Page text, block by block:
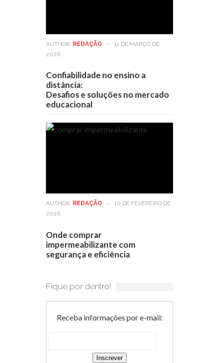
AUTHOR: REDAÇÃO -
11 DE MARÇO DE
2026
Confiabilidade no ensino a
distância:
Desafios e soluções no mercado
educacional
AUTHOR: REDAÇÃO -
10 DE FEVEREIRO DE
2026
Onde comprar
impermeabilizante com
segurança e eficiência
Fique por dentro!
Receba informações por e-mail: